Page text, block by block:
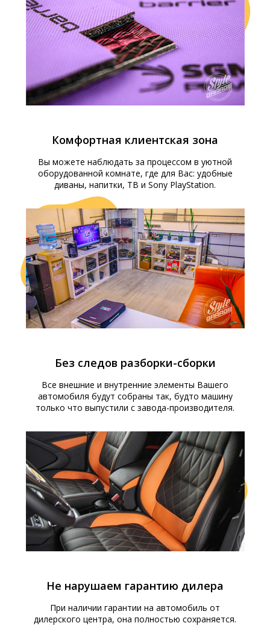
Комфортная клиентская зона
Вы можете наблюдать за процессом в уютной
оборудованной комнате, где для Вас: удобные
диваны, напитки, ТВ и Sony PlayStation.
Без следов разборки-сборки
Все внешние и внутренние элементы Вашего
автомобиля будут собраны так, будто машину
только что выпустили с завода-производителя.
Не нарушаем гарантию дилера
При наличии гарантии на автомобиль от
дилерского центра, она полностью сохраняется.